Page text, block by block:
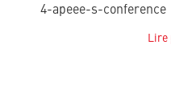
4-apeee-s-
Lire